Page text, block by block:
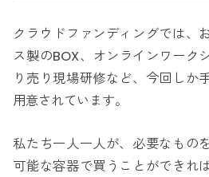
クラウドファンディングでは、
ス製のBOX、オンラインワーク
り売り現場研修など、今回しか
用意されています。
私たち一人一人が、必要なもの
可能な容器で買うことができれ